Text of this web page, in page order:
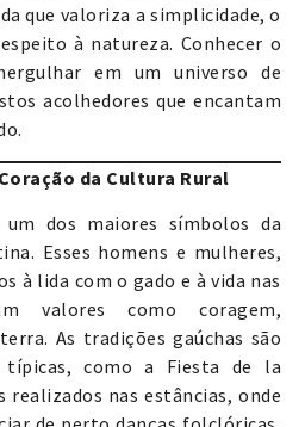
que valoriza a simplicidade, o
à natureza. Conhecer o
em um universo de
acolhedores que encantam
da Cultura Rural
dos maiores símbolos da
Esses homens e mulheres,
à lida com o gado e à vida nas
valores como coragem,
As tradições gaúchas são
típicas, como a Fiesta de la
realizados nas estâncias, onde